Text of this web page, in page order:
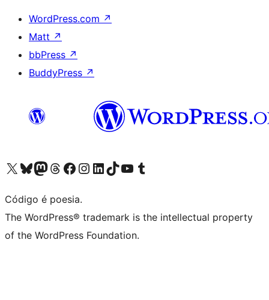
WordPress.com ↗
Matt ↗
bbPress ↗
BuddyPress ↗
Acessar nossa conta do X (antigo Twitter)
Acessar nossa conta do Bluesky
Acessar nossa conta do Mastodon
Acessar nossa conta do Threads
Acessar nossa página do Facebook
Acessar nossa conta do Instagram
Acessar nossa conta do LinkedIn
Acessar nossa conta do TikTok
Acessar nosso canal do YouTube
Acessar nossa conta no Tumblr
Código é poesia.
The WordPress® trademark is the intellectual property
of the WordPress Foundation.